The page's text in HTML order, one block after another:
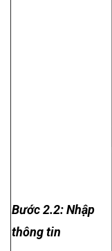
Bước 2.2: Nhập
thông tin